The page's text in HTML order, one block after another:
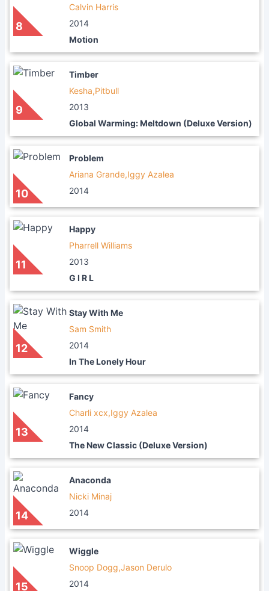
8
Calvin Harris
2014
Motion
9
Timber
Kesha,Pitbull
2013
Global Warming: Meltdown (Deluxe Version)
10
Problem
Ariana Grande,Iggy Azalea
2014
11
Happy
Pharrell Williams
2013
G I R L
12
Stay With Me
Sam Smith
2014
In The Lonely Hour
13
Fancy
Charli xcx,Iggy Azalea
2014
The New Classic (Deluxe Version)
14
Anaconda
Nicki Minaj
2014
15
Wiggle
Snoop Dogg,Jason Derulo
2014